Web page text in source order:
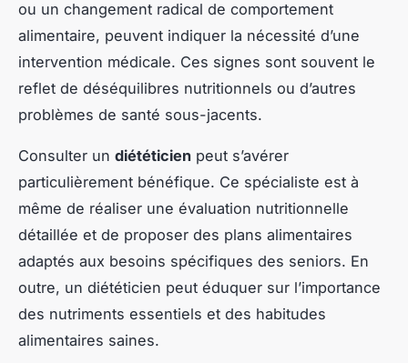
ou un changement radical de comportement
alimentaire, peuvent indiquer la nécessité d’une
intervention médicale. Ces signes sont souvent le
reflet de déséquilibres nutritionnels ou d’autres
problèmes de santé sous-jacents.
Consulter un diététicien peut s’avérer
particulièrement bénéfique. Ce spécialiste est à
même de réaliser une évaluation nutritionnelle
détaillée et de proposer des plans alimentaires
adaptés aux besoins spécifiques des seniors. En
outre, un diététicien peut éduquer sur l’importance
des nutriments essentiels et des habitudes
alimentaires saines.